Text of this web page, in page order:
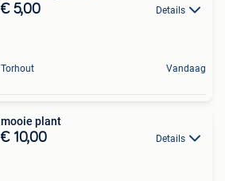
€ 5,00 Details
Torhout Vandaag
mooie plant
€ 10,00 Details